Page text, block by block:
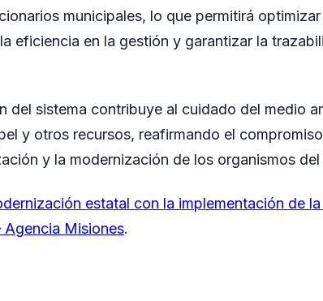
municipales, lo que permitirá
eficiencia en la gestión y garantizar la
del sistema contribuye al cuidado del medio
y otros recursos, reafirmando el
y la modernización de los organismos del
estatal con la implementación de
Agencia Misiones.